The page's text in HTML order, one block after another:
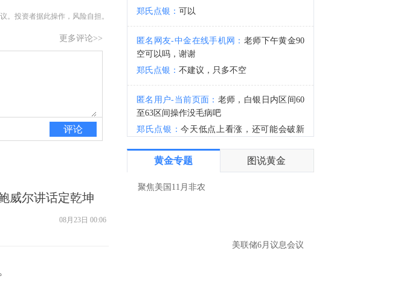
。投资者据此操作，风险自担。
更多评论>>
评论
威尔讲话定乾坤
08月23日 00:06
郑氏点银： 可以
匿名网友-中金在线手机网： 老师下午黄金90
空可以吗，谢谢
郑氏点银： 不建议，只多不空
匿名用户-当前页面： 老师，白银日内区间60
至63区间操作没毛病吧
郑氏点银：今天低点上看涨，还可能会破新
白银等回调60附近多看
给不给机会，不敢追单了，怕了
黄金专题 图说黄金
聚焦美国11月非农
美联储6月议息会议